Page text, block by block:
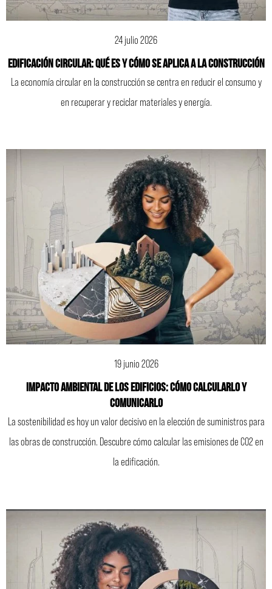
24 julio 2026
Edificación circular: qué es y cómo se aplica a la construcción
La economía circular en la construcción se centra en reducir el consumo y
en recuperar y reciclar materiales y energía.
19 junio 2026
Impacto ambiental de los edificios: cómo calcularlo y
comunicarlo
La sostenibilidad es hoy un valor decisivo en la elección de suministros para
las obras de construcción. Descubre cómo calcular las emisiones de CO2 en
la edificación.